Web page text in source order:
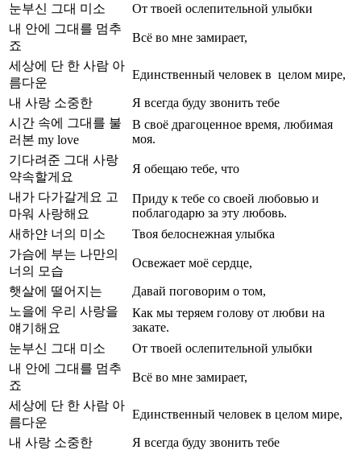
눈부신 그대 미소
От твоей ослепительной улыбки
내 안에 그대를 멈추
죠
Всё во мне замирает,
세상에 단 한 사람 아
름다운
Единственный человек в целом мире,
내 사랑 소중한
Я всегда буду звонить тебе
시간 속에 그대를 불
러본 my love
В своё драгоценное время, любимая
моя.
기다려준 그대 사랑
약속할게요
Я обещаю тебе, что
내가 다가갈게요 고
마워 사랑해요
Приду к тебе со своей любовью и
поблагодарю за эту любовь.
새하얀 너의 미소
Твоя белоснежная улыбка
가슴에 부는 나만의
너의 모습
Освежает моё сердце,
햇살에 떨어지는
Давай поговорим о том,
노을에 우리 사랑을
얘기해요
Как мы теряем голову от любви на
закате.
눈부신 그대 미소
От твоей ослепительной улыбки
내 안에 그대를 멈추
죠
Всё во мне замирает,
세상에 단 한 사람 아
름다운
Единственный человек в целом мире,
내 사랑 소중한
Я всегда буду звонить тебе